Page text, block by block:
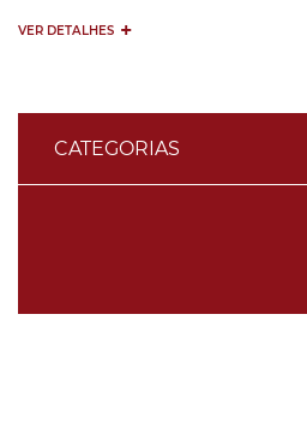
CATEGORIAS
VER DETALHES +